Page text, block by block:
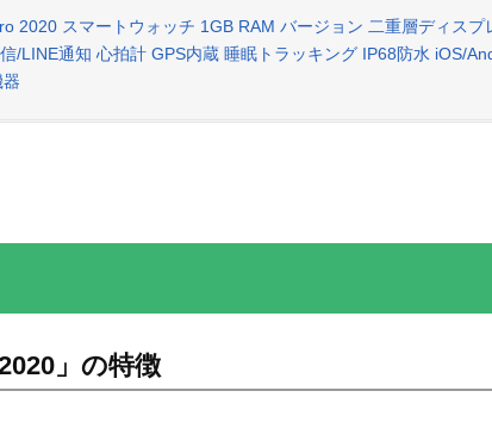
2020 スマートウォッチ 1GB RAM バージョン 二重層ディス
/LINE通知 心拍計 GPS内蔵 睡眠トラッキング IP68防水 iOS/
」の特徴